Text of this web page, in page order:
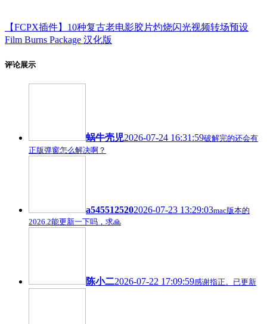
【FCPX插件】10种复古老电影胶片灼烧闪光视频转场预设
Film Burns Package 汉化版
评论展示
蜗牛壳児2026-07-24 16:31:59破解完的还会有
正版弹窗怎么解决啊？
a5455125202026-07-23 13:29:03mac版本的
2026.2能更新一下吗，求🙏
陈小二2026-07-22 17:09:59感谢指正。已更新